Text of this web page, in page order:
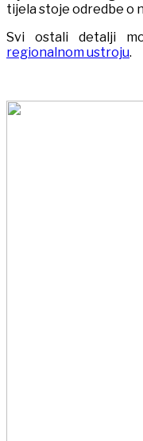
tijela stoje odredbe o
Svi ostali detalji
regionalnom ustroju.